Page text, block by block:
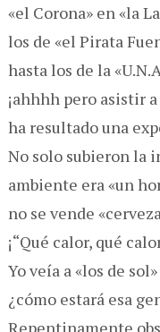
«el Corona» en «la
los de «el Pirata
hasta los de la
¡ahhhh pero asistir
ha resultado una
No solo subieron la
ambiente era «un
no se vende
¡“Qué calor, qué
Yo veía a «los de
¿cómo estará esa
Repentinamente